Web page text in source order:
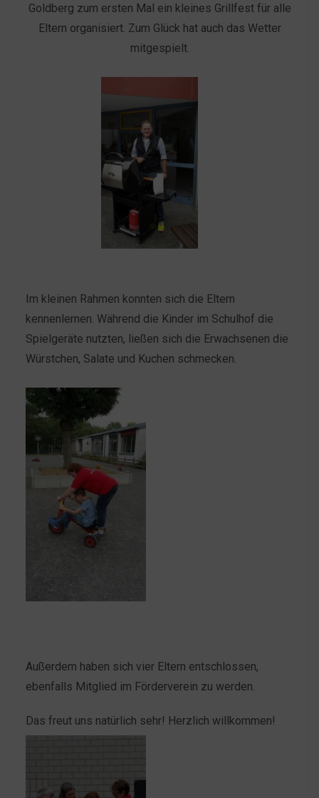
Goldberg zum ersten Mal ein kleines Grillfest für alle
Eltern organisiert. Zum Glück hat auch das Wetter
mitgespielt.
Im kleinen Rahmen konnten sich die Eltern
kennenlernen. Während die Kinder im Schulhof die
Spielgeräte nutzten, ließen sich die Erwachsenen die
Würstchen, Salate und Kuchen schmecken.
Außerdem haben sich vier Eltern entschlossen,
ebenfalls Mitglied im Förderverein zu werden.
Das freut uns natürlich sehr! Herzlich willkommen!